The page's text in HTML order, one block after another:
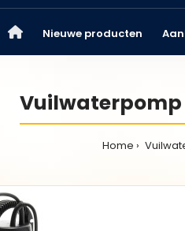
Nieuwe producten
Vuilwaterpomp
Home